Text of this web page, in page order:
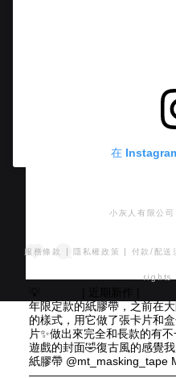
在
年限定款的紙膠帶，之前在
的樣式，用它做了張卡片和
片✨做出來完全和長款的有
遊戲的封面🤣復古風的感覺
紙膠帶 @mt_masking_tape
小灰人有限公
服務條款 隱私權政策 付款/配送
rights